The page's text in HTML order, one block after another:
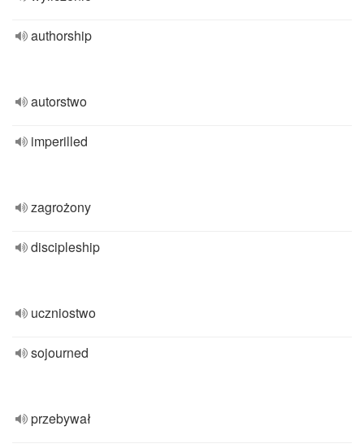
authorship
autorstwo
imperilled
zagrożony
discipleship
uczniostwo
sojourned
przebywał